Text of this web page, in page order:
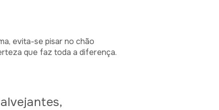
evita-se pisar no chão
que faz toda a diferença.